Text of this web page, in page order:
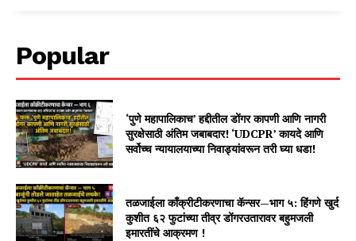
Popular
‘पुणे महापालिकाच’ हद्दीतील डोंगर कापणी आणि नागरी
सुरक्षेसाठी अंतिम जबाबदार! ‘UDCPR’ कायदे आणि
सर्वोच्च न्यायालयाच्या निवाड्यांवरून तरी घ्या धडा!
तळजाईला काँक्रीटीकरणाचा कॅन्सर—भाग ५: हिंगणे खुर्द
कुशीत ६२ फुटांच्या तीव्र डोंगरउतारावर बहुमजली
इमारतींचे आक्रमण !